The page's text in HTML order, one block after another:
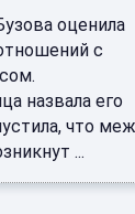
оценила
с
назвала его
что
...